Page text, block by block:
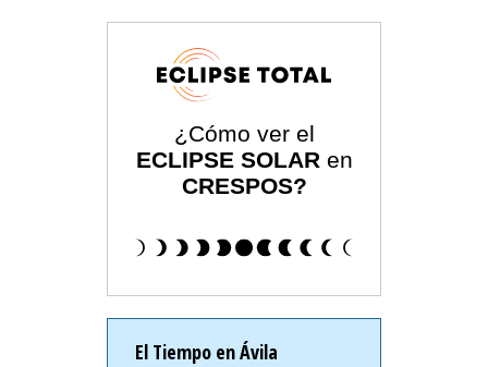
¿Cómo ver el
ECLIPSE SOLAR en
CRESPOS?
El Tiempo en Ávila